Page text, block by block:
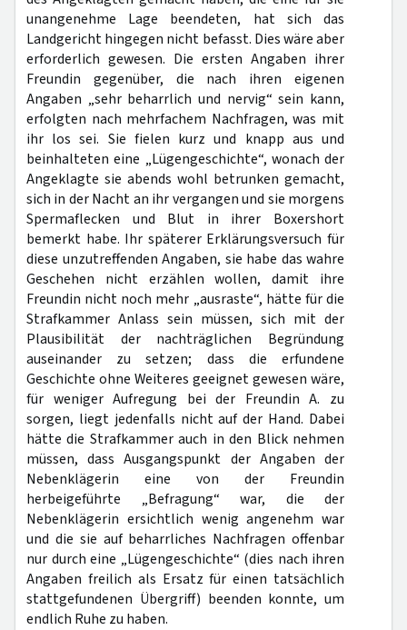
unangenehme Lage beendeten, hat sich das
Landgericht hingegen nicht befasst. Dies wäre aber
erforderlich gewesen. Die ersten Angaben ihrer
Freundin gegenüber, die nach ihren eigenen
Angaben „sehr beharrlich und nervig“ sein kann,
erfolgten nach mehrfachem Nachfragen, was mit
ihr los sei. Sie fielen kurz und knapp aus und
beinhalteten eine „Lügengeschichte“, wonach der
Angeklagte sie abends wohl betrunken gemacht,
sich in der Nacht an ihr vergangen und sie morgens
Spermaflecken und Blut in ihrer Boxershort
bemerkt habe. Ihr späterer Erklärungsversuch für
diese unzutreffenden Angaben, sie habe das wahre
Geschehen nicht erzählen wollen, damit ihre
Freundin nicht noch mehr „ausraste“, hätte für die
Strafkammer Anlass sein müssen, sich mit der
Plausibilität der nachträglichen Begründung
auseinander zu setzen; dass die erfundene
Geschichte ohne Weiteres geeignet gewesen wäre,
für weniger Aufregung bei der Freundin A. zu
sorgen, liegt jedenfalls nicht auf der Hand. Dabei
hätte die Strafkammer auch in den Blick nehmen
müssen, dass Ausgangspunkt der Angaben der
Nebenklägerin eine von der Freundin
herbeigeführte „Befragung“ war, die der
Nebenklägerin ersichtlich wenig angenehm war
und die sie auf beharrliches Nachfragen offenbar
nur durch eine „Lügengeschichte“ (dies nach ihren
Angaben freilich als Ersatz für einen tatsächlich
stattgefundenen Übergriff) beenden konnte, um
endlich Ruhe zu haben.